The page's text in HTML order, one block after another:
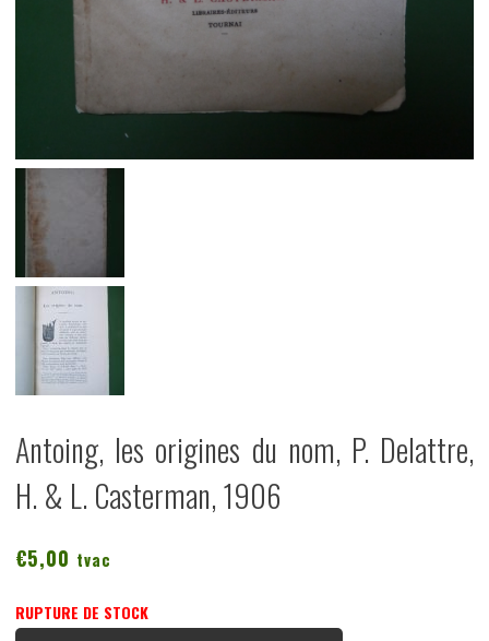
Antoing, les origines du nom, P. Delattre,
H. & L. Casterman, 1906
€5,00 tvac
RUPTURE DE STOCK